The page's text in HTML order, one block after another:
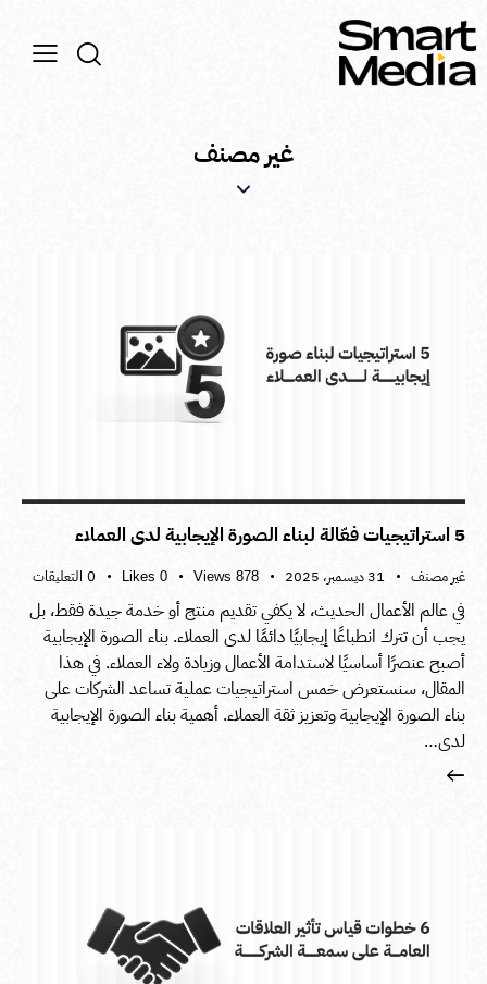
غير مصنف
5 استراتيجيات فعّالة لبناء الصورة الإيجابية لدى العملاء
غير مصنف 31 ديسمبر، 2025 878
Views
0
Likes
0 التعليقات
في عالم الأعمال الحديث، لا يكفي تقديم منتج أو خدمة جيدة فقط، بل
يجب أن تترك انطباعًا إيجابيًا دائمًا لدى العملاء. بناء الصورة الإيجابية
أصبح عنصرًا أساسيًا لاستدامة الأعمال وزيادة ولاء العملاء. في هذا
المقال، سنستعرض خمس استراتيجيات عملية تساعد الشركات على
بناء الصورة الإيجابية وتعزيز ثقة العملاء. أهمية بناء الصورة الإيجابية
لدى…